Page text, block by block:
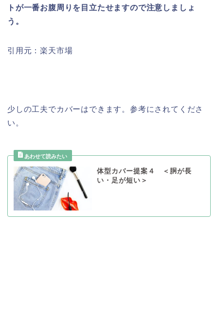
トが一番お腹周りを目立たせますので注意しましょ
う。
引用元：楽天市場
少しの工夫でカバーはできます。参考にされてくださ
い。
体型カバー提案４ ＜胴が長
い・足が短い＞